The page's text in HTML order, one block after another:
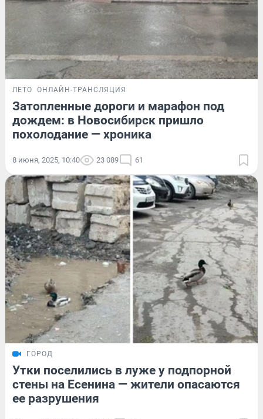
ЛЕТО ОНЛАЙН-ТРАНСЛЯЦИЯ
Затопленные дороги и марафон под
дождем: в Новосибирск пришло
похолодание — хроника
8 июня, 2025, 10:40 23 089 61
ГОРОД
Утки поселились в луже у подпорной
стены на Есенина — жители опасаются
ее разрушения